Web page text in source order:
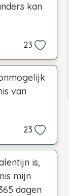
kan
23
van
23
is,
mijn
dagen